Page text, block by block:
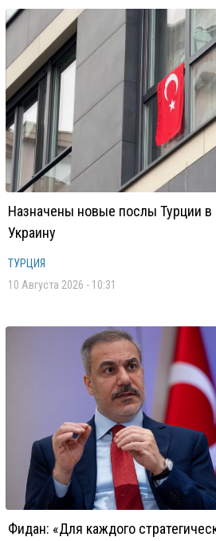
Назначены новые послы Турции в
Украину
ТУРЦИЯ
10 Августа 2026 - 10:31
Фидан: «Для каждого